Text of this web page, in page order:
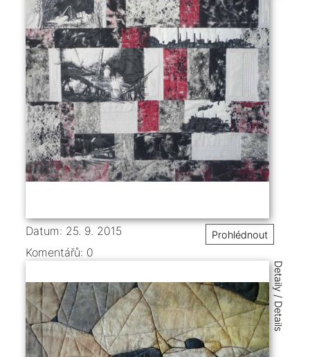
Datum: 25. 9. 2015 Prohlédnout
Komentářů: 0
Detaily / Details